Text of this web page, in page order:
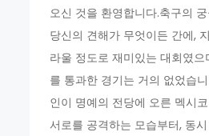
오신 것을 환영합니다.축구의
당신의 견해가 무엇이든 간에,
라울 정도로 재미있는 대회였
를 통과한 경기는 거의 없었습
인이 명예의 전당에 오른 멕시
서로를 공격하는 모습부터, 동